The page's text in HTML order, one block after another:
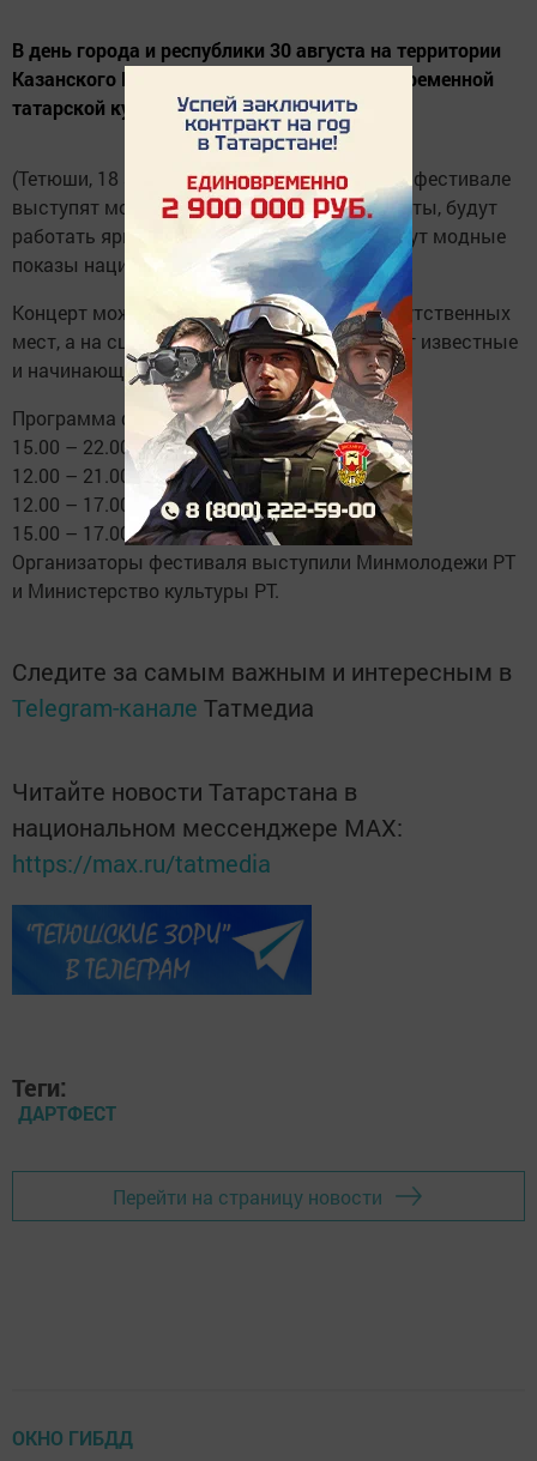
В день города и республики 30 августа на территории
Казанского Кремля пройдет фестиваль современной
татарской культуры «ДәртФест».
(Тетюши, 18 августа, «Тетюшские зори»). На фестивале
выступят молодые татарстанские музыканты, будут
работать ярмарки мастеров, а также пройдут модные
показы национальной татарской одежды.
Концерт можно порслушать во дворе Присутственных
мест, а на сцене Пушечного двора выступят известные
и начинающие татарские поп-артисты
Программа фестиваля:
15.00 – 22.00 концертная программа
12.00 – 21.00 ярмарка мастеров
12.00 – 17.00 детская зона
15.00 – 17.00 модный показ
Организаторы фестиваля выступили Минмолодежи РТ
и Министерство культуры РТ.
Следите за самым важным и интересным в
Telegram-канале Татмедиа
Читайте новости Татарстана в
национальном мессенджере MАХ:
https://max.ru/tatmedia
Теги:
ДАРТФЕСТ
Перейти на страницу новости
ОКНО ГИБДД